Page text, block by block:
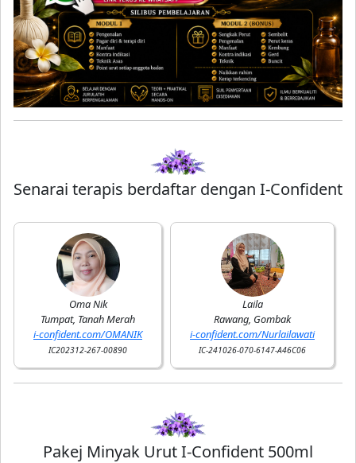
Senarai terapis berdaftar dengan I-Confident
Oma Nik
Tumpat, Tanah Merah
i-confident.com/OMANIK
IC202312-267-00890
Laila
Rawang, Gombak
i-confident.com/Nurlailawati
IC-241026-070-6147-A46C06
Pakej Minyak Urut I-Confident 500ml